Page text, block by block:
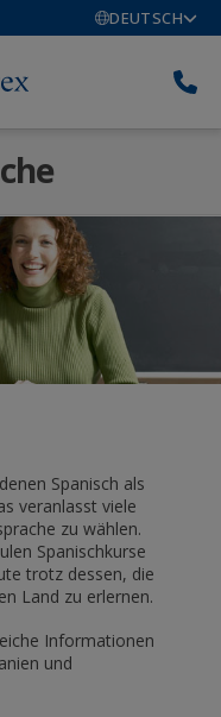
DEUTSCH
Spanisch als
veranlasst viele
zu wählen.
Spanischkurse
trotz dessen, die
Land zu erlernen.
Informationen
und